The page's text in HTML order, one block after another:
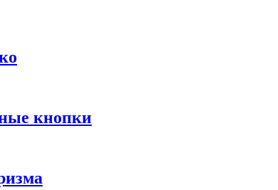
кнопки